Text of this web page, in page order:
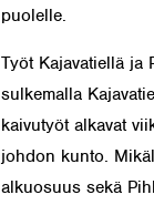
puolelle.
Työt Kajavatiellä ja
sulkemalla
kaivutyöt alkavat
johdon kunto.
alkuosuus sekä